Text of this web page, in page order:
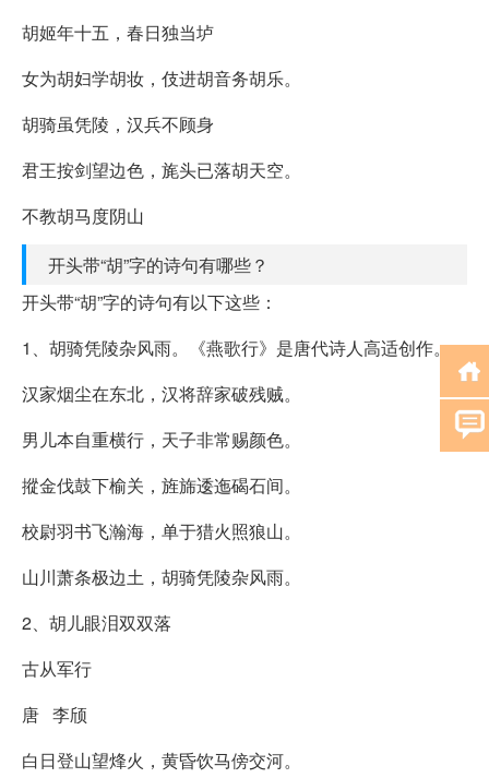
胡姬年十五，春日独当垆
女为胡妇学胡妆，伎进胡音务胡乐。
胡骑虽凭陵，汉兵不顾身
君王按剑望边色，旄头已落胡天空。
不教胡马度阴山
开头带“胡”字的诗句有哪些？
开头带“胡”字的诗句有以下这些：
1、胡骑凭陵杂风雨。《燕歌行》是唐代诗人高适创作。
汉家烟尘在东北，汉将辞家破残贼。
男儿本自重横行，天子非常赐颜色。
摐金伐鼓下榆关，旌旆逶迤碣石间。
校尉羽书飞瀚海，单于猎火照狼山。
山川萧条极边土，胡骑凭陵杂风雨。
2、胡儿眼泪双双落
古从军行
唐 李颀
白日登山望烽火，黄昏饮马傍交河。